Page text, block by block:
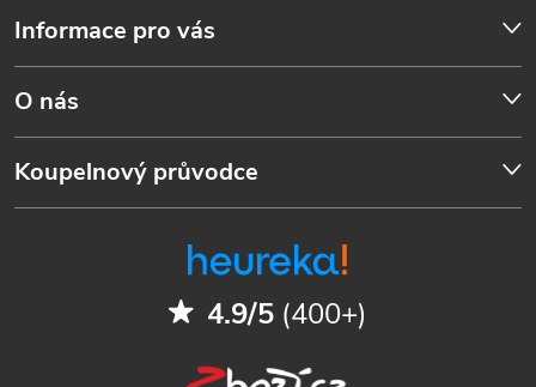
Informace pro vás
O nás
Koupelnový průvodce
4.9/5 (400+)